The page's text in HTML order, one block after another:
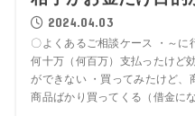
2024.04.03
〇よくあるご相談ケース ・～に
何十万（何百万）支払ったけど
ができない ・買ってみたけど、
商品ばかり買ってくる（借金にな